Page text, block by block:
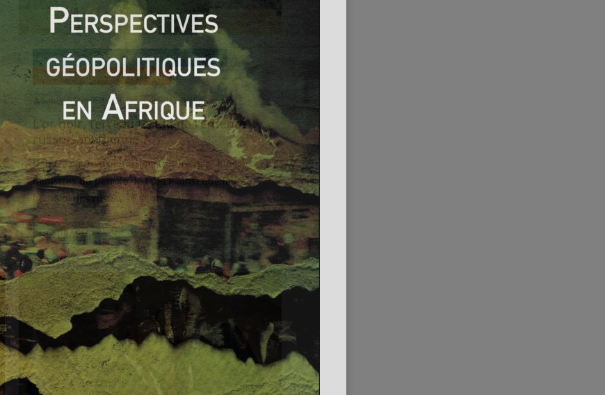
ACTUALITÉS ENERGIE
PROCHE ET MOYEN-ORIENT
RUSSIE ET ESPACES POST-SOVIÉTIQUES
Simon ROUSSEAU 6 octobre 2017 0 Comments
L’or noir, terreau fertile de l’entente
russo-saoudienne ?
Dans le cadre d’un forum sur l’énergie, plusieurs
ministres du pétrole de l’OPEP ainsi que leurs
homologues russes se sont
Read More